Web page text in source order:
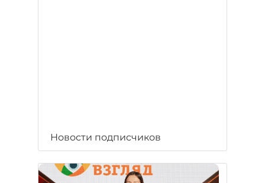
Новости подписчиков